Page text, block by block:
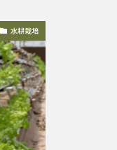
水耕栽培